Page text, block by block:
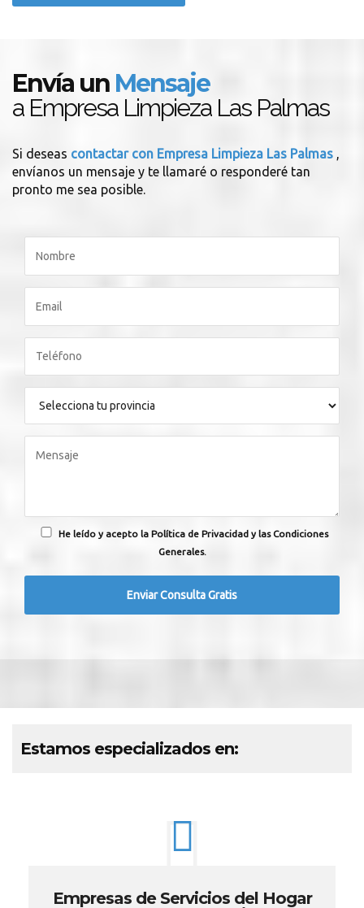
Envía un Mensaje
a Empresa Limpieza Las Palmas
Si deseas contactar con Empresa Limpieza Las Palmas ,
envíanos un mensaje y te llamaré o responderé tan
pronto me sea posible.
He leído y acepto la Política de Privacidad y las Condiciones
Generales.
Estamos especializados en:
Empresas de Servicios del Hogar